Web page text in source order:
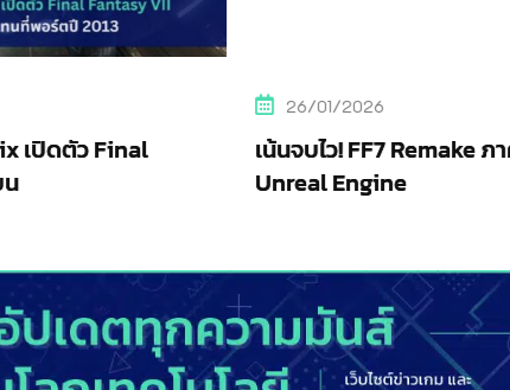
เน้นจบไว! FF7 Remake ภาค 3 คอนเฟิร์มใช้
Unreal Engine